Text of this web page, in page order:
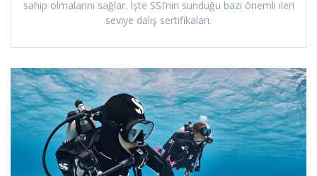
sahip olmalarını sağlar. İşte SSI’nin sunduğu bazı önemli ileri
seviye dalış sertifikaları.